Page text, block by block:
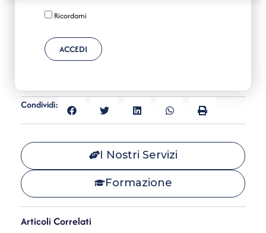
Ricordami
ACCEDI
Condividi:
I Nostri Servizi
Formazione
Articoli Correlati